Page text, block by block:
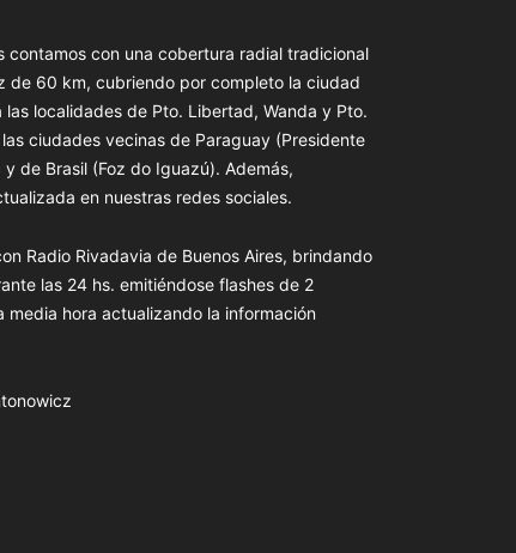
contamos con una cobertura radial tradicional
de 60 km, cubriendo por completo la ciudad
localidades de Pto. Libertad, Wanda y Pto.
ciudades vecinas de Paraguay (Presidente
de Brasil (Foz do Iguazú). Además,
en nuestras redes sociales.
Radio Rivadavia de Buenos Aires, brindando
las 24 hs. emitiéndose flashes de 2
media hora actualizando la información